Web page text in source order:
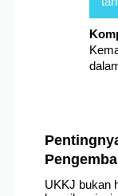
UKKJ bukan